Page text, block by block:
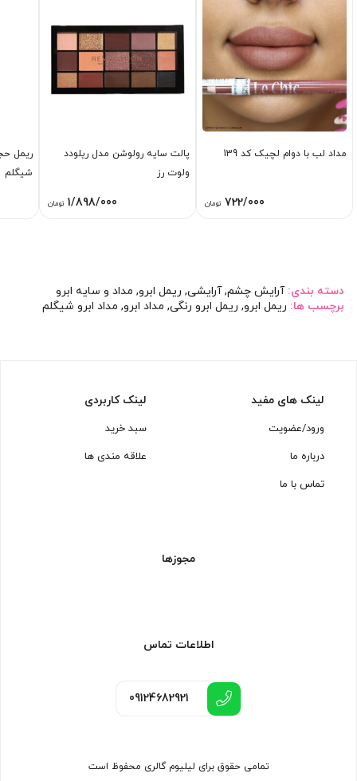
مداد لب با دوام لچیک کد 139
722/000 تومان
پالت سایه رولوشن مدل ریلودد
ولوت رز
1/898/000 تومان
ریمل
شیگلم
دسته بندی:آرایش چشم,آرایشی, ریمل ابرو, مداد و سایه ابرو
برچسب ها: ریمل ابرو, ریمل ابرو رنگی, مداد ابرو, مداد ابرو شیگلم
لینک های مفید
ورود/عضویت
درباره ما
تماس با ما
لینک کاربردی
سبد خرید
علاقه مندی ها
مجوزها
اطلاعات تماس
09124682921
تمامی حقوق برای لیلیوم گالری محفوظ است